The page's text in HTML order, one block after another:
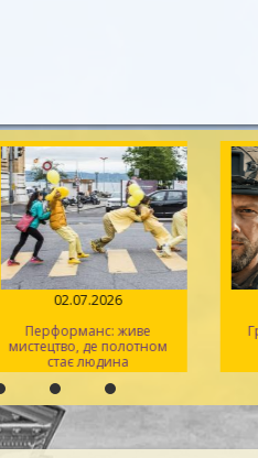
02.07.2026
Перформанс: живе
мистецтво, де полотном
стає людина